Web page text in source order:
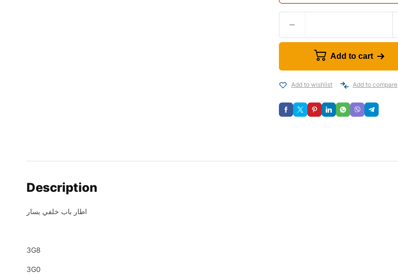
Add to cart
Add to wishlist Add to compare
Description
اطار باب خلفي يسار
3G8
3G0